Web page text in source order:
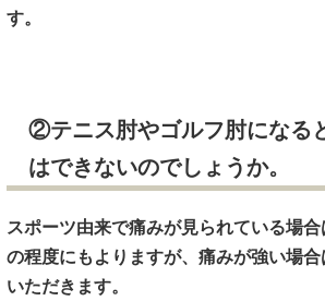
す。
②テニス肘やゴルフ肘になる
はできないのでしょうか。
スポーツ由来で痛みが見られている場
の程度にもよりますが、痛みが強い場
いただきます。